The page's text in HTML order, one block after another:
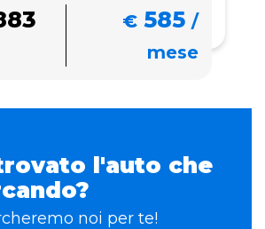
€ 585 /
mese
l'auto che
noi per te!